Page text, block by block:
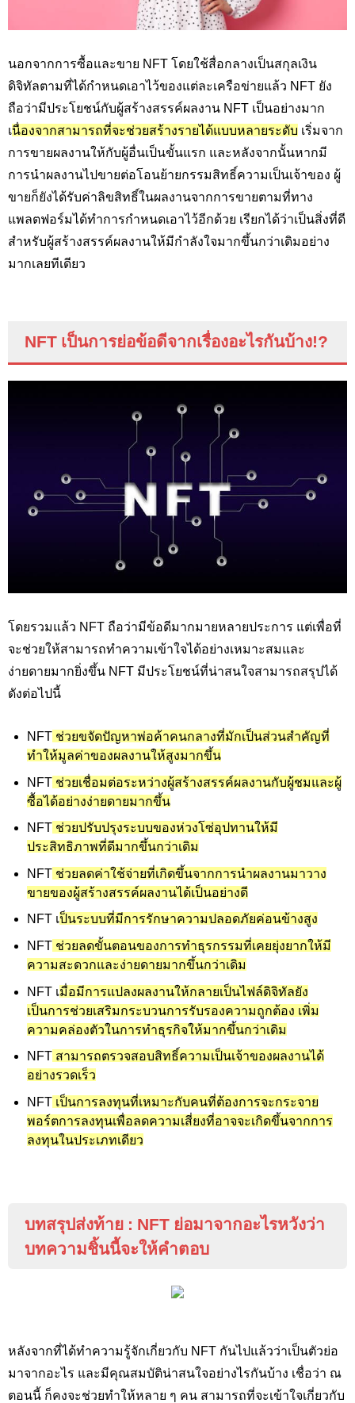
นอกจากการซื้อและขาย NFT โดยใช้สื่อกลางเป็นสกุลเงิน
ดิจิทัลตามที่ได้กำหนดเอาไว้ของแต่ละเครือข่ายแล้ว NFT ยัง
ถือว่ามีประโยชน์กับผู้สร้างสรรค์ผลงาน NFT เป็นอย่างมาก
เนื่องจากสามารถที่จะช่วยสร้างรายได้แบบหลายระดับ เริ่มจาก
การขายผลงานให้กับผู้อื่นเป็นขั้นแรก และหลังจากนั้นหากมี
การนำผลงานไปขายต่อโอนย้ายกรรมสิทธิ์ความเป็นเจ้าของ ผู้
ขายก็ยังได้รับค่าลิขสิทธิ์ในผลงานจากการขายตามที่ทาง
แพลตฟอร์มได้ทำการกำหนดเอาไว้อีกด้วย เรียกได้ว่าเป็นสิ่งที่ดี
สำหรับผู้สร้างสรรค์ผลงานให้มีกำลังใจมากขึ้นกว่าเดิมอย่าง
มากเลยทีเดียว
NFTเป็นการย่อข้อดีจากเรื่องอะไรกันบ้าง!?
โดยรวมแล้ว NFT ถือว่ามีข้อดีมากมายหลายประการ แต่เพื่อที่
จะช่วยให้สามารถทำความเข้าใจได้อย่างเหมาะสมและ
ง่ายดายมากยิ่งขึ้น NFT มีประโยชน์ที่น่าสนใจสามารถสรุปได้
ดังต่อไปนี้
NFT ช่วยขจัดปัญหาพ่อค้าคนกลางที่มักเป็นส่วนสำคัญที่
ทำให้มูลค่าของผลงานให้สูงมากขึ้น
NFT ช่วยเชื่อมต่อระหว่างผู้สร้างสรรค์ผลงานกับผู้ชมและผู้
ซื้อได้อย่างง่ายดายมากขึ้น
NFT ช่วยปรับปรุงระบบของห่วงโซ่อุปทานให้มี
ประสิทธิภาพที่ดีมากขึ้นกว่าเดิม
NFT ช่วยลดค่าใช้จ่ายที่เกิดขึ้นจากการนำผลงานมาวาง
ขายของผู้สร้างสรรค์ผลงานได้เป็นอย่างดี
NFT เป็นระบบที่มีการรักษาความปลอดภัยค่อนข้างสูง
NFT ช่วยลดขั้นตอนของการทำธุรกรรมที่เคยยุ่งยากให้มี
ความสะดวกและง่ายดายมากขึ้นกว่าเดิม
NFT เมื่อมีการแปลงผลงานให้กลายเป็นไฟล์ดิจิทัลยัง
เป็นการช่วยเสริมกระบวนการรับรองความถูกต้อง เพิ่ม
ความคล่องตัวในการทำธุรกิจให้มากขึ้นกว่าเดิม
NFT สามารถตรวจสอบสิทธิ์ความเป็นเจ้าของผลงานได้
อย่างรวดเร็ว
NFT เป็นการลงทุนที่เหมาะกับคนที่ต้องการจะกระจาย
พอร์ตการลงทุนเพื่อลดความเสี่ยงที่อาจจะเกิดขึ้นจากการ
ลงทุนในประเภทเดียว
บทสรุปส่งท้าย : NFT ย่อมาจากอะไรหวังว่า
บทความชิ้นนี้จะให้คำตอบ
หลังจากที่ได้ทำความรู้จักเกี่ยวกับ NFT กันไปแล้วว่าเป็นตัวย่อ
มาจากอะไร และมีคุณสมบัติน่าสนใจอย่างไรกันบ้าง เชื่อว่า ณ
ตอนนี้ ก็คงจะช่วยทำให้หลาย ๆ คน สามารถที่จะเข้าใจเกี่ยวกับ